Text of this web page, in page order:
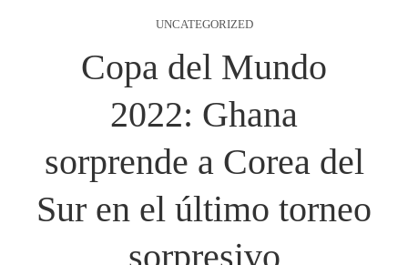
UNCATEGORIZED
Copa del Mundo
2022: Ghana
sorprende a Corea del
Sur en el último torneo
sorpresivo